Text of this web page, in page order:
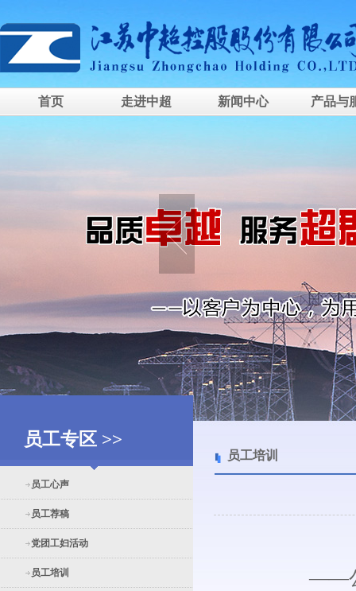
首页 走进中超 新闻中心 产品与
员工专区 >>
员工心声
员工荐稿
党团工妇活动
员工培训
员工培训
——